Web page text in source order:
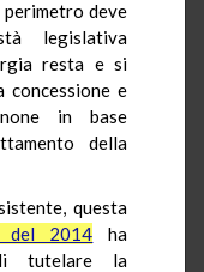
deve
legislativa
resta e si
concessione e
in base
della
questa
del 2014 ha
tutelare la